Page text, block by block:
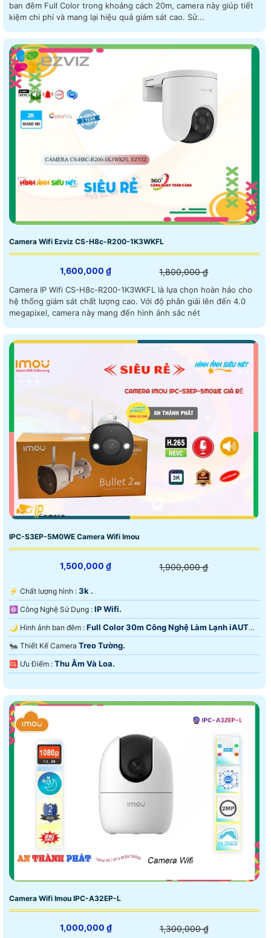
ban đêm Full Color trong khoảng cách 20m, camera này giúp tiết
kiệm chi phí và mang lại hiệu quả giám sát cao. Sử...
Camera Wifi Ezviz CS-H8c-R200-1K3WKFL
1,600,000 ₫ 1,800,000 ₫
Camera IP Wifi CS-H8c-R200-1K3WKFL là lựa chọn hoàn hảo cho
hệ thống giám sát chất lượng cao. Với độ phân giải lên đến 4.0
megapixel, camera này mang đến hình ảnh sắc nét
IPC-S3EP-5M0WE Camera Wifi Imou
1,500,000 ₫ 1,900,000 ₫
️⚡ Chất lượng hình : 3k .
⚛️ Công Nghệ Sử Dụng : IP Wifi.
🌙 Hình ảnh ban đêm : Full Color 30m Công Nghệ Làm Lạnh iAUTO-
X.
🐜 Thiết Kế Camera Treo Tường.
️🆑 Ưu Điểm : Thu Âm Và Loa.
Camera Wifi Imou IPC-A32EP-L
1,000,000 ₫ 1,300,000 ₫